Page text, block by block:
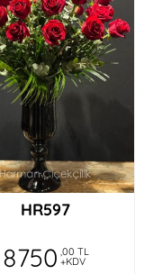
HR597
8750 ,00 TL
+KDV